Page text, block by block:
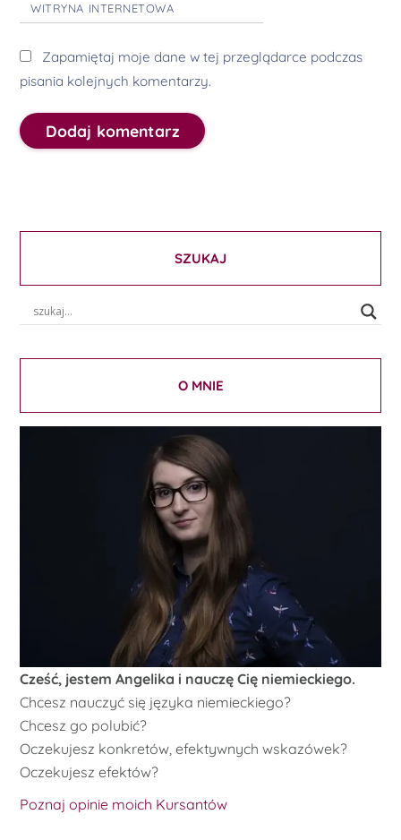
WITRYNA INTERNETOWA
Zapamiętaj moje dane w tej przeglądarce podczas
pisania kolejnych komentarzy.
SZUKAJ
O MNIE
Cześć, jestem Angelika i nauczę Cię niemieckiego.
Chcesz nauczyć się języka niemieckiego?
Chcesz go polubić?
Oczekujesz konkretów, efektywnych wskazówek?
Oczekujesz efektów?
Poznaj opinie moich Kursantów